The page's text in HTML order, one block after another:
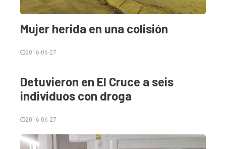
Mujer herida en una colisión
2016-06-27
Detuvieron en El Cruce a seis
individuos con droga
2016-06-27